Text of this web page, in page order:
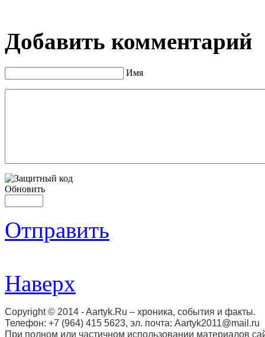
Добавить комментарий
Имя
Обновить
Отправить
Наверх
Copyright © 2014 - Aartyk.Ru – хроника, события и факты.
Телефон: +7 (964) 415 5623, эл. почта: Aartyk2011@mail.ru
При полном или частичном использовании материалов